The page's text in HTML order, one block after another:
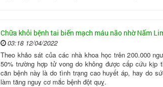
Chữa khỏi bệnh tai biến mạch máu não nhờ Nấm
03:18 12/04/2022
Theo khảo sát của các nhà khoa học trên 200.000
50% trường hợp tử vong do không được cấp cứu kịp
căn bệnh này là do tình trạng cao huyết áp, hay do
làm tăng nguy cơ mắc bệnh đột quỵ.